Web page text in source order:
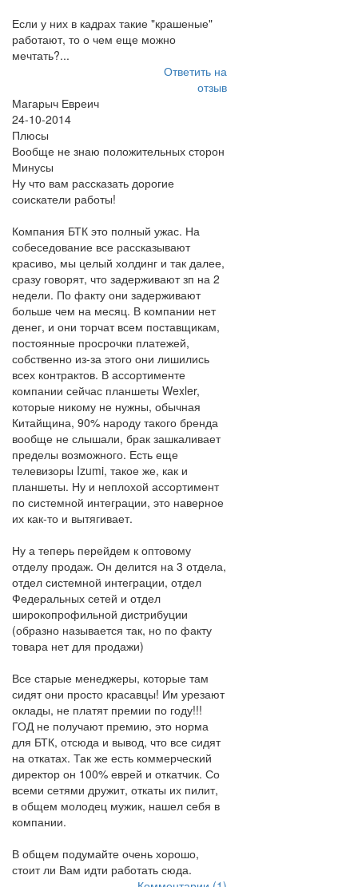
Если у них в кадрах такие "крашеные"
работают, то о чем еще можно
мечтать?...
Ответить на
отзыв
Магарыч Евреич
24-10-2014
Плюсы
Вообще не знаю положительных сторон
Минусы
Ну что вам рассказать дорогие
соискатели работы!
Компания БТК это полный ужас. На
собеседование все рассказывают
красиво, мы целый холдинг и так далее,
сразу говорят, что задерживают зп на 2
недели. По факту они задерживают
больше чем на месяц. В компании нет
денег, и они торчат всем поставщикам,
постоянные просрочки платежей,
собственно из-за этого они лишились
всех контрактов. В ассортименте
компании сейчас планшеты Wexler,
которые никому не нужны, обычная
Китайщина, 90% народу такого бренда
вообще не слышали, брак зашкаливает
пределы возможного. Есть еще
телевизоры Izumi, такое же, как и
планшеты. Ну и неплохой ассортимент
по системной интеграции, это наверное
их как-то и вытягивает.
Ну а теперь перейдем к оптовому
отделу продаж. Он делится на 3 отдела,
отдел системной интеграции, отдел
Федеральных сетей и отдел
широкопрофильной дистрибуции
(образно называется так, но по факту
товара нет для продажи)
Все старые менеджеры, которые там
сидят они просто красавцы! Им урезают
оклады, не платят премии по году!!!
ГОД не получают премию, это норма
для БТК, отсюда и вывод, что все сидят
на откатах. Так же есть коммерческий
директор он 100% еврей и откатчик. Со
всеми сетями дружит, откаты их пилит,
в общем молодец мужик, нашел себя в
компании.
В общем подумайте очень хорошо,
стоит ли Вам идти работать сюда.